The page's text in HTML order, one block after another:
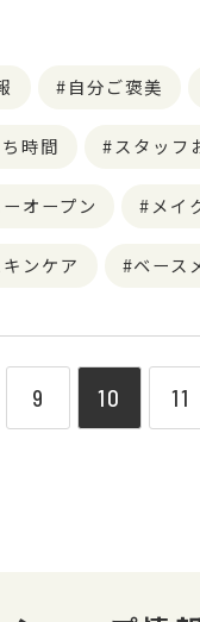
自分ご褒美
時間 スタッフ
オープン メイ
キンケア ベース
9 10 11